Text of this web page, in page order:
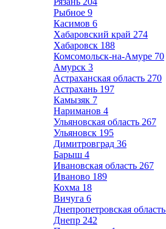
Рыбное 9
Касимов 6
Хабаровский край 274
Хабаровск 188
Комсомольск-на-Амуре 70
Амурск 3
Астраханская область 270
Астрахань 197
Камызяк 7
Нариманов 4
Ульяновская область 267
Ульяновск 195
Димитровград 36
Барыш 4
Ивановская область 267
Иваново 189
Кохма 18
Вичуга 6
Днепропетровская область
Днепр 242